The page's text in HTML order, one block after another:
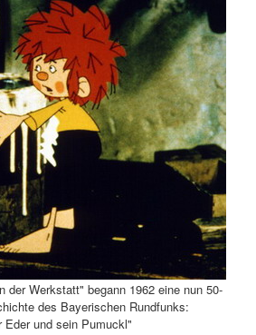
der Werkstatt" begann 1962 eine nun 50-
des Bayerischen Rundfunks:
Eder und sein Pumuckl"